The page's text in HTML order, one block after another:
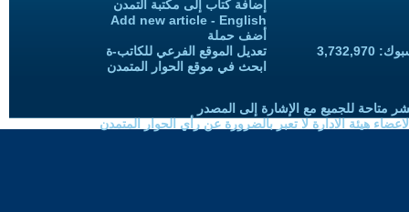
إضافة كتاب إلى مكتبة التمدن
Add new article - English
أضف حملة
تعديل الموقع الفرعي للكاتب-ة
ابحث في موقع الحوار المتمدن
متاحة للجميع مع الإشارة إلى المصدر
هيئة الادارة لا تعبر بالضرورة عن رأي الحوار المتمدن